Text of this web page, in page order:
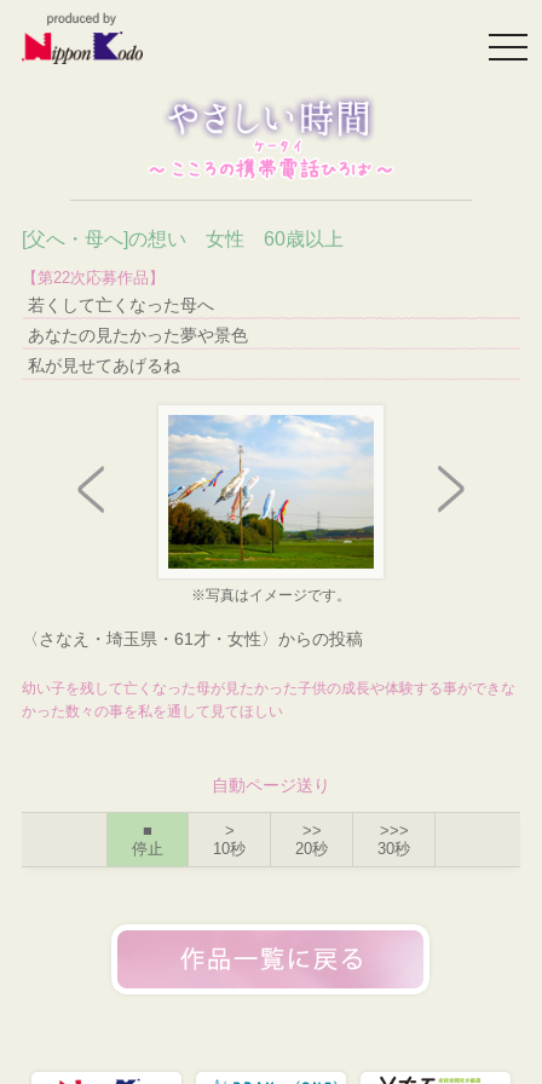
[父へ・母へ]の想い 女性 60歳以上
【第22次応募作品】
若くして亡くなった母へ
あなたの見たかった夢や景色
私が見せてあげるね
※写真はイメージです。
〈さなえ・埼玉県・61才・女性〉からの投稿
幼い子を残して亡くなった母が見たかった子供の成長や体験する事ができな
かった数々の事を私を通して見てほしい
自動ページ送り
■
停止
>
10秒
>>
20秒
>>>
30秒